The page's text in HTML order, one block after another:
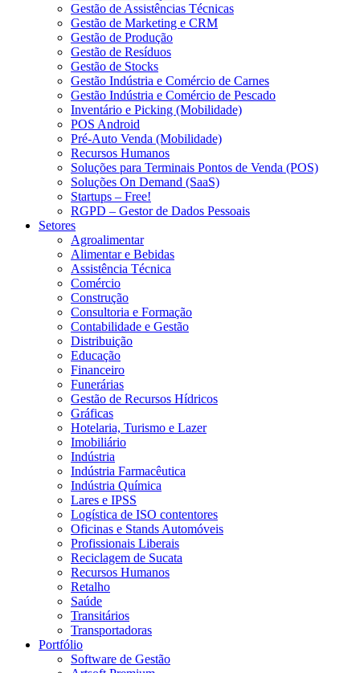
Gestão de Assistências Técnicas
Gestão de Marketing e CRM
Gestão de Produção
Gestão de Resíduos
Gestão de Stocks
Gestão Indústria e Comércio de Carnes
Gestão Indústria e Comércio de Pescado
Inventário e Picking (Mobilidade)
POS Android
Pré-Auto Venda (Mobilidade)
Recursos Humanos
Soluções para Terminais Pontos de Venda (POS)
Soluções On Demand (SaaS)
Startups – Free!
RGPD – Gestor de Dados Pessoais
Setores
Agroalimentar
Alimentar e Bebidas
Assistência Técnica
Comércio
Construção
Consultoria e Formação
Contabilidade e Gestão
Distribuição
Educação
Financeiro
Funerárias
Gestão de Recursos Hídricos
Gráficas
Hotelaria, Turismo e Lazer
Imobiliário
Indústria
Indústria Farmacêutica
Indústria Química
Lares e IPSS
Logística de ISO contentores
Oficinas e Stands Automóveis
Profissionais Liberais
Reciclagem de Sucata
Recursos Humanos
Retalho
Saúde
Transitários
Transportadoras
Portfólio
Software de Gestão